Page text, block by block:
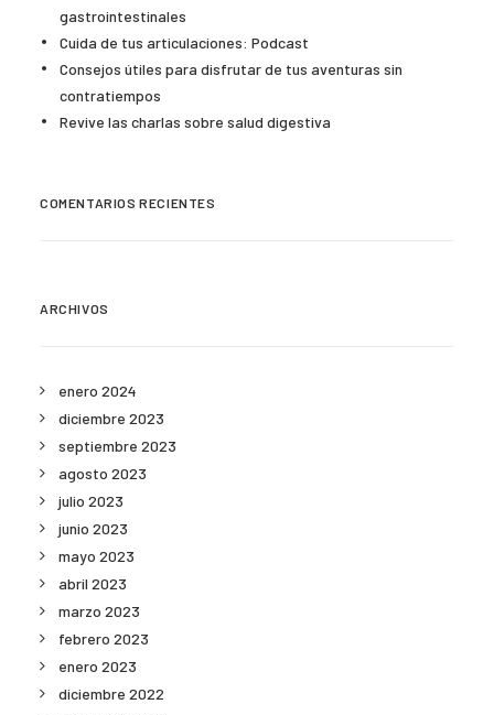
gastrointestinales
Cuida de tus articulaciones: Podcast
Consejos útiles para disfrutar de tus aventuras sin
contratiempos
Revive las charlas sobre salud digestiva
COMENTARIOS RECIENTES
ARCHIVOS
enero 2024
diciembre 2023
septiembre 2023
agosto 2023
julio 2023
junio 2023
mayo 2023
abril 2023
marzo 2023
febrero 2023
enero 2023
diciembre 2022